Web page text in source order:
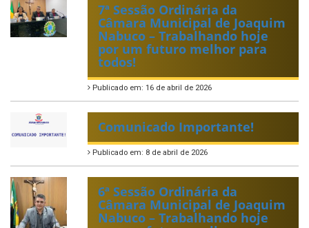
7ª Sessão Ordinária da
Câmara Municipal de Joaquim
Nabuco – Trabalhando hoje
por um futuro melhor para
todos!
Publicado em: 16 de abril de 2026
Comunicado Importante!
Publicado em: 8 de abril de 2026
6ª Sessão Ordinária da
Câmara Municipal de Joaquim
Nabuco – Trabalhando hoje